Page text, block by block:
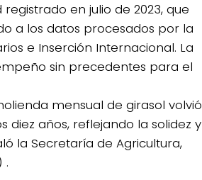
en julio de 2023, que
a los datos procesados por la
e Inserción Internacional. La
sin precedentes para el
mensual de girasol volvió
años, reflejando la solidez y
la Secretaría de Agricultura,
.